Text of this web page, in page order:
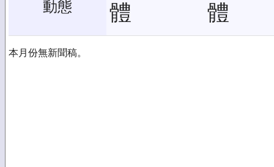
動態
體
體
本月份無新聞稿。